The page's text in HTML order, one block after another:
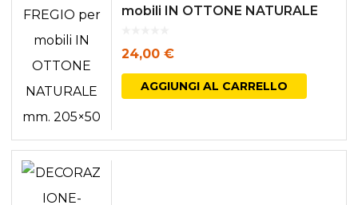
mobili IN OTTONE NATURALE
24,00 €
AGGIUNGI AL CARRELLO